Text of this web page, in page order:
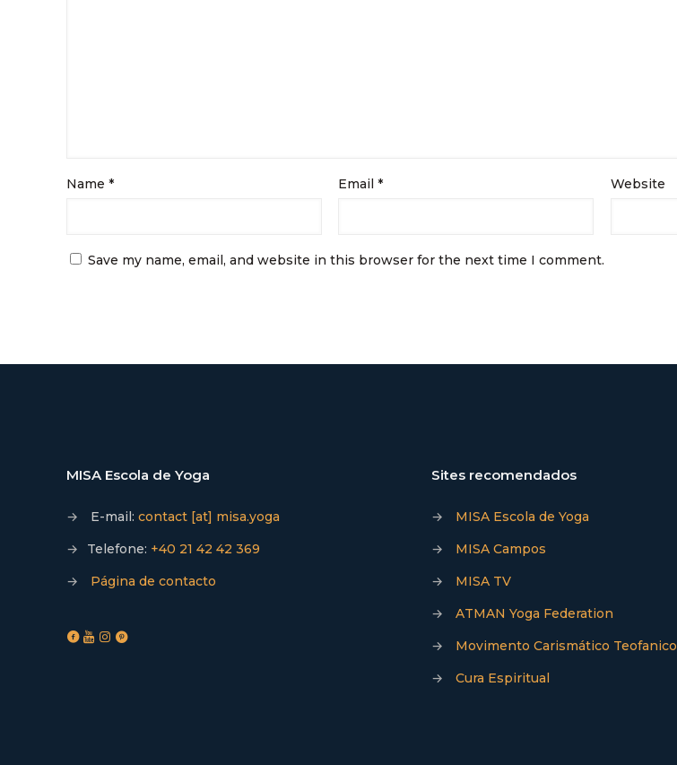
Name * Email* Website
Save my name, email, and website in this browser for the next time I comment.
MISA Escola de Yoga
→ E-mail: contact [at] misa.yoga
→
Telefone: +40 21 42 42 369
→
Página de contacto
Sites recomendados
→
MISA Escola de Yoga
→
MISA Campos
→
MISA TV
→
ATMAN Yoga Federation
→
Movimento Carismático Teofanico
→
Cura Espiritual